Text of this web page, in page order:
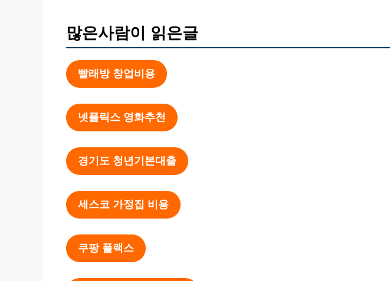
많은사람이 읽은글
빨래방 창업비용
넷플릭스 영화추천
경기도 청년기본대출
세스코 가정집 비용
쿠팡 플랙스